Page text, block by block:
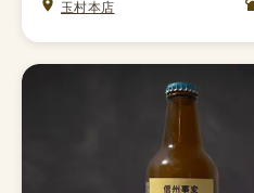
玉村本店